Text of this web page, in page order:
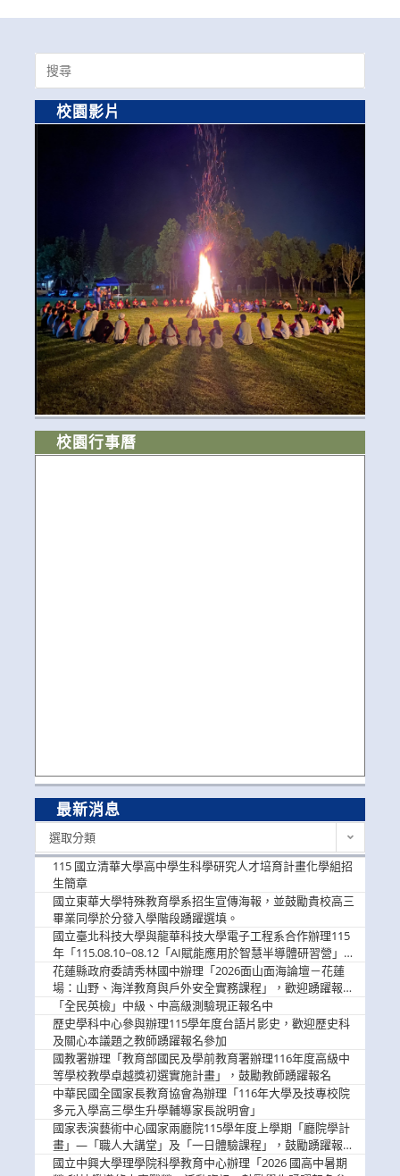
Search
for:
校園影片
校園行事曆
最新消息
選取分類
115 國立清華大學高中學生科學研究人才培育計畫化學組招
生簡章
國立東華大學特殊教育學系招生宣傳海報，並鼓勵貴校高三
畢業同學於分發入學階段踴躍選填。
國立臺北科技大學與龍華科技大學電子工程系合作辦理115
年「115.08.10~08.12「AI賦能應用於智慧半導體研習營」，
歡迎學生踴躍報名參加
花蓮縣政府委請秀林國中辦理「2026面山面海論壇－花蓮
場：山野、海洋教育與戶外安全實務課程」，歡迎踴躍報名
參加
「全民英檢」中級、中高級測驗現正報名中
歷史學科中心參與辦理115學年度台語片影史，歡迎歷史科
及關心本議題之教師踴躍報名參加
國教署辦理「教育部國民及學前教育署辦理116年度高級中
等學校教學卓越獎初選實施計畫」，鼓勵教師踴躍報名
中華民國全國家長教育協會為辦理「116年大學及技專校院
多元入學高三學生升學輔導家長說明會」
國家表演藝術中心國家兩廳院115學年度上學期「廳院學計
畫」—「職人大講堂」及「一日體驗課程」，鼓勵踴躍報名
參與。
國立中興大學理學院科學教育中心辦理「2026 國高中暑期